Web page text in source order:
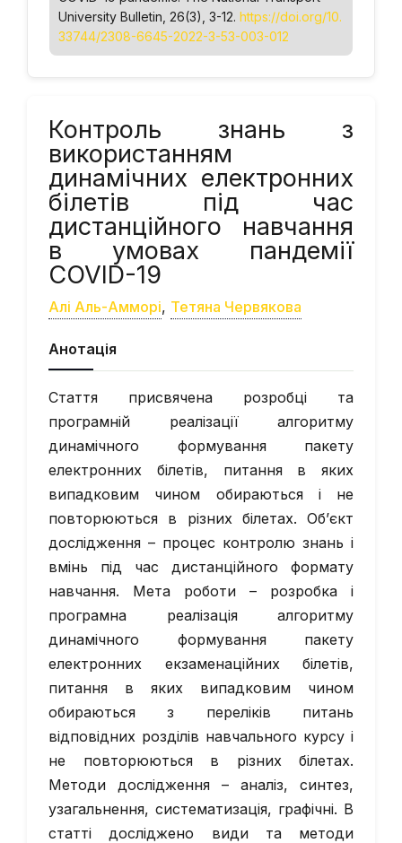
University Bulletin , 26(3), 3-12. https://doi.org/10.
33744/2308-6645-2022-3-53-003-012
Контроль знань з
використанням
динамічних електронних
білетів під час
дистанційного навчання
в умовах пандемії
COVID-19
Алі Аль-Амморі, Тетяна Червякова
Анотація
Стаття присвячена розробці та
програмній реалізації алгоритму
динамічного формування пакету
електронних білетів, питання в яких
випадковим чином обираються і не
повторюються в різних білетах. Об’єкт
дослідження – процес контролю знань і
вмінь під час дистанційного формату
навчання. Мета роботи – розробка і
програмна реалізація алгоритму
динамічного формування пакету
електронних екзаменаційних білетів,
питання в яких випадковим чином
обираються з переліків питань
відповідних розділів навчального курсу і
не повторюються в різних білетах.
Методи дослідження – аналіз, синтез,
узагальнення, систематизація, графічні. В
статті досліджено види та методи